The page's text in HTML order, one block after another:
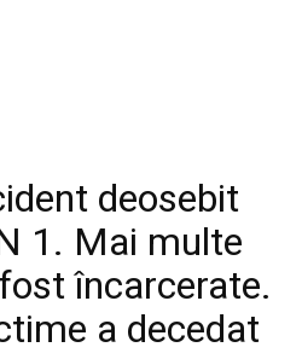
deosebit
1. Mai multe
încarcerate.
a decedat